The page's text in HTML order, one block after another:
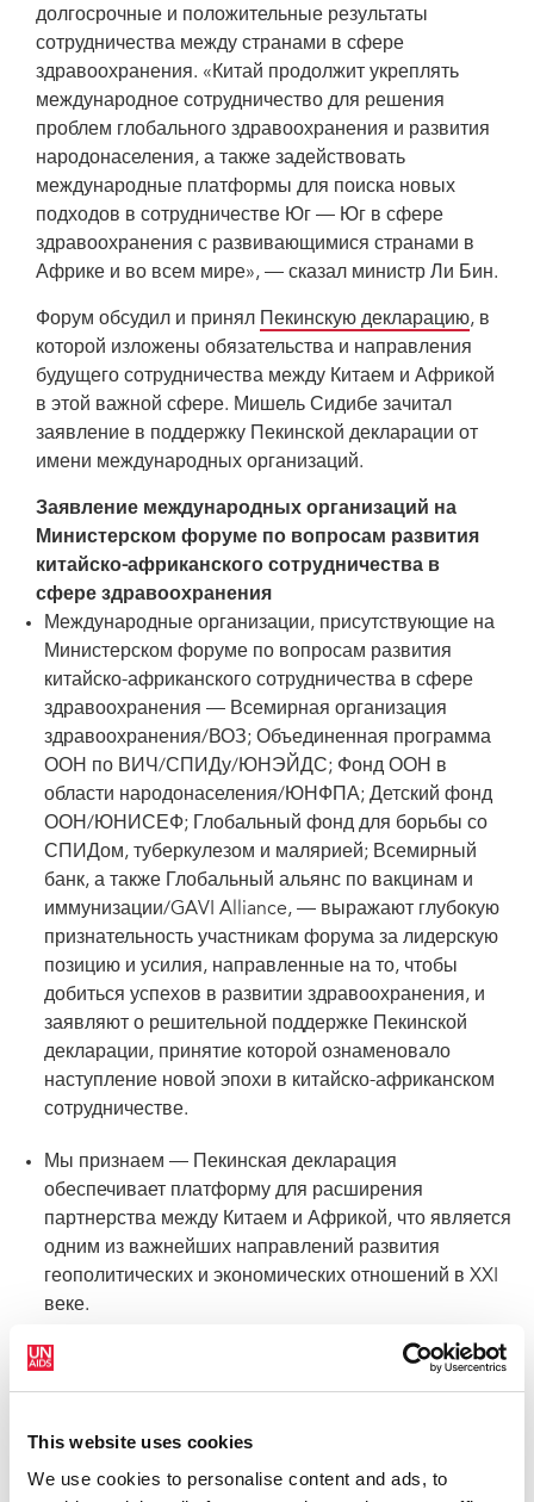
This website uses cookies
We use cookies to personalise content and ads, to
долгосрочные и положительные результаты
сотрудничества между странами в сфере
здравоохранения. «Китай продолжит укреплять
международное сотрудничество для решения
проблем глобального здравоохранения и развития
народонаселения, а также задействовать
международные платформы для поиска новых
подходов в сотрудничестве Юг — Юг в сфере
здравоохранения с развивающимися странами в
Африке и во всем мире», — сказал министр Ли Бин.
Форум обсудил и принял Пекинскую декларацию, в
которой изложены обязательства и направления
будущего сотрудничества между Китаем и Африкой
в этой важной сфере. Мишель Сидибе зачитал
заявление в поддержку Пекинской декларации от
имени международных организаций.
Заявление международных организаций на
Министерском форуме по вопросам развития
китайско-африканского сотрудничества в
сфере здравоохранения
Международные организации, присутствующие на
Министерском форуме по вопросам развития
китайско-африканского сотрудничества в сфере
здравоохранения — Всемирная организация
здравоохранения/ВОЗ; Объединенная программа
ООН по ВИЧ/СПИДу/ЮНЭЙДС; Фонд ООН в
области народонаселения/ЮНФПА; Детский фонд
ООН/ЮНИСЕФ; Глобальный фонд для борьбы со
СПИДом, туберкулезом и малярией; Всемирный
банк, а также Глобальный альянс по вакцинам и
иммунизации/GAVI Alliance, — выражают глубокую
признательность участникам форума за лидерскую
позицию и усилия, направленные на то, чтобы
добиться успехов в развитии здравоохранения, и
заявляют о решительной поддержке Пекинской
декларации, принятие которой ознаменовало
наступление новой эпохи в китайско-африканском
сотрудничестве.
Мы признаем — Пекинская декларация
обеспечивает платформу для расширения
партнерства между Китаем и Африкой, что является
одним из важнейших направлений развития
геополитических и экономических отношений в XXI
веке.
Мы подчеркиваем, что эта декларация играет
важную роль в укреплении сотрудничества Китая с
Африканский союз и региональные комитеты стран
Африки по экономическим вопросам.